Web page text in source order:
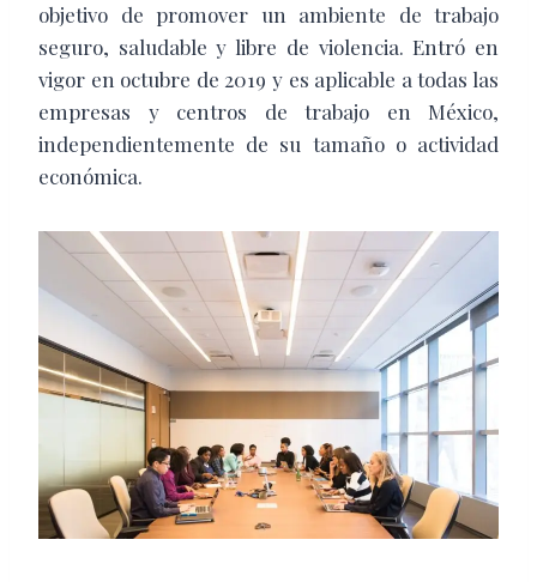
objetivo de promover un ambiente de trabajo
seguro, saludable y libre de violencia. Entró en
vigor en octubre de 2019 y es aplicable a todas las
empresas y centros de trabajo en México,
independientemente de su tamaño o actividad
económica.